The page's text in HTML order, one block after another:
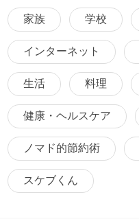
家族 学校
インターネット
生活 料理
健康・ヘルスケア
ノマド的節約術
スケブくん